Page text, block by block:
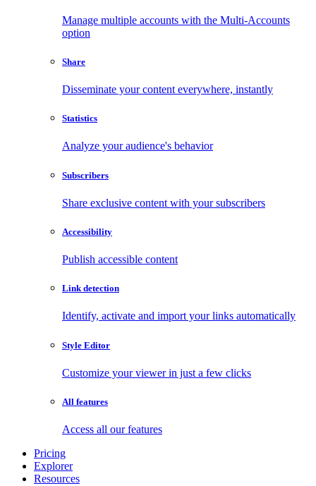
Manage multiple accounts with the Multi-Accounts
option
Share
Disseminate your content everywhere, instantly
Statistics
Analyze your audience's behavior
Subscribers
Share exclusive content with your subscribers
Accessibility
Publish accessible content
Link detection
Identify, activate and import your links automatically
Style Editor
Customize your viewer in just a few clicks
All features
Access all our features
Pricing
Explorer
Resources